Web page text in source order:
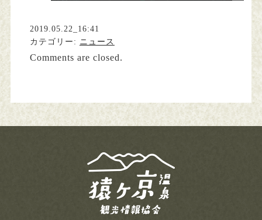
2019.05.22_16:41
カテゴリー: ニュース
Comments are closed.